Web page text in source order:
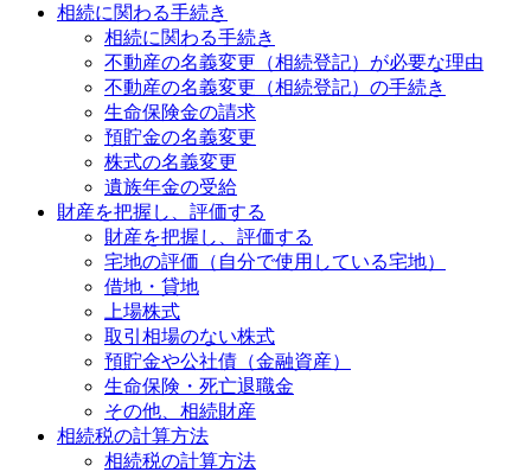
相続に関わる手続き
相続に関わる手続き
不動産の名義変更（相続登記）が必要な理由
不動産の名義変更（相続登記）の手続き
生命保険金の請求
預貯金の名義変更
株式の名義変更
遺族年金の受給
財産を把握し、評価する
財産を把握し、評価する
宅地の評価（自分で使用している宅地）
借地・貸地
上場株式
取引相場のない株式
預貯金や公社債（金融資産）
生命保険・死亡退職金
その他、相続財産
相続税の計算方法
相続税の計算方法